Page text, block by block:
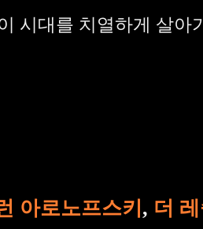
시대를 치열하게 살아
아로노프스키 , 더